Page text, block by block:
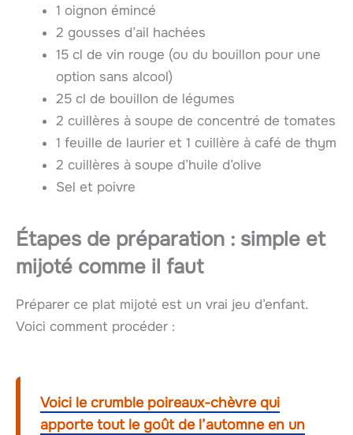
1 oignon émincé
2 gousses d’ail hachées
15 cl de vin rouge (ou du bouillon pour une
option sans alcool)
25 cl de bouillon de légumes
2 cuillères à soupe de concentré de tomates
1 feuille de laurier et 1 cuillère à café de thym
2 cuillères à soupe d’huile d’olive
Sel et poivre
Étapes de préparation : simple et
mijoté comme il faut
Préparer ce plat mijoté est un vrai jeu d’enfant.
Voici comment procéder :
Voici le crumble poireaux-chèvre qui
apporte tout le goût de l’automne en un